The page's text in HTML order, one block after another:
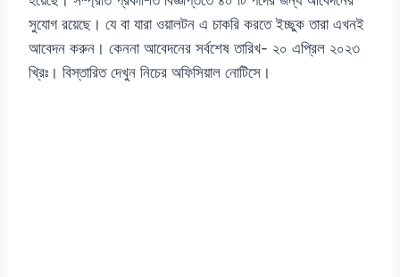
সুযোগ রয়েছে। যে বা যারা ওয়ালটন এ চাকরি করতে ইচ্ছুক তারা এখনই
আবেদন করুন। কেননা আবেদনের সর্বশেষ তারিখ- ২০ এপ্রিল ২০২৩
খ্রিঃ। বিস্তারিত দেখুন নিচের অফিসিয়াল নোটিসে।